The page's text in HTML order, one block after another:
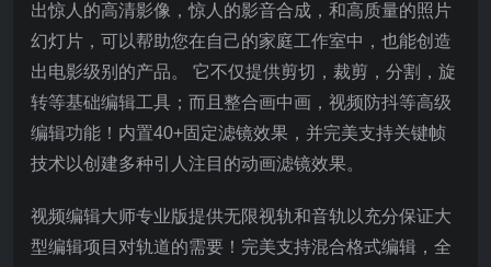
出惊人的高清影像，惊人的影音合成，和高质量的照片
幻灯片，可以帮助您在自己的家庭工作室中，也能创造
出电影级别的产品。 它不仅提供剪切，裁剪，分割，旋
转等基础编辑工具；而且整合画中画，视频防抖等高级
编辑功能！内置40+固定滤镜效果，并完美支持关键帧
技术以创建多种引人注目的动画滤镜效果。
视频编辑大师专业版提供无限视轨和音轨以充分保证大
型编辑项目对轨道的需要！完美支持混合格式编辑，全